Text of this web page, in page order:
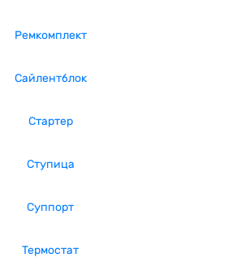
Ремкомплект
Сайлентблок
Стартер
Ступица
Суппорт
Термостат